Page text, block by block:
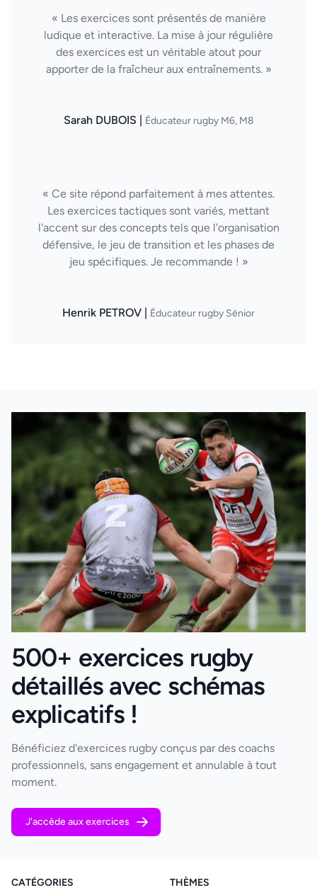
« Les exercices sont présentés de manière
ludique et interactive. La mise à jour régulière
des exercices est un véritable atout pour
apporter de la fraîcheur aux entraînements. »
Sarah DUBOIS | Éducateur rugby M6, M8
« Ce site répond parfaitement à mes attentes.
Les exercices tactiques sont variés, mettant
l'accent sur des concepts tels que l'organisation
défensive, le jeu de transition et les phases de
jeu spécifiques. Je recommande ! »
Henrik PETROV | Éducateur rugby Sénior
500+ exercices rugby
détaillés avec schémas
explicatifs !
Bénéficiez d'exercices rugby conçus par des coachs
professionnels, sans engagement et annulable à tout
moment.
J'accède aux exercices
CATÉGORIES THÈMES